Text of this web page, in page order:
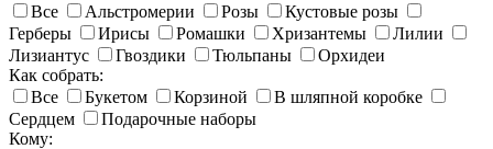
Все
Альстромерии Розы
Кустовые розы
Герберы
Ирисы Ромашки Хризантемы
Лилии
Лизиантус
Гвоздики Тюльпаны
Орхидеи
Как собрать:
Все
Букетом Корзиной
В шляпной коробке
Сердцем
Подарочные наборы
Кому: